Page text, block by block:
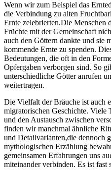
Wenn wir​ zum ⁣Beispiel das
die Verbindung zu alten
Ernte zelebrierten.Die Menschen
⁤Früchte mit ⁤der Gemeinschaft‌
auch den Göttern dankte ⁢und sie
kommende Ernte zu spenden.
Bedeutungen, die oft in den⁣
Opfergaben verborgen sind. So
unterschiedliche Götter anrufen
⁣weitertragen.
Die Vielfalt der ⁢Bräuche ist auch
migratorischen Geschichte. Viele
und den Austausch zwischen
finden wir ‌manchmal ⁤ähnliche
und Detailvarianten,die dennoch​
mythologischen Erzählung⁣
gemeinsamen ⁣Erfahrungen uns
miteinander verbinden. Es ist fast